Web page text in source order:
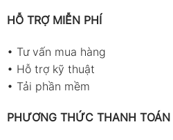
HỖ TRỢ MIỄN PHÍ
• Tư vấn mua hàng
• Hỗ trợ kỹ thuật
• Tải phần mềm
PHƯƠNG THỨC THANH TOÁN